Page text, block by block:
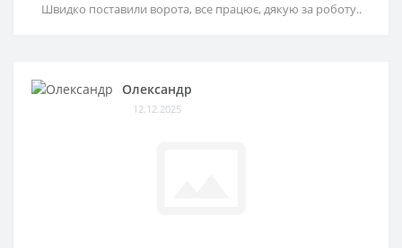
Швидко поставили ворота, все працює, дякую за роботу..
Олександр
12.12.2025